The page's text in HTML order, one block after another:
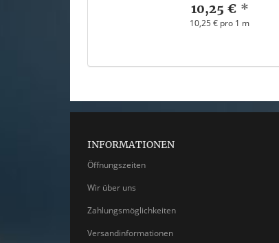
10,25 € *
10,25 € pro 1 m
INFORMATIONEN
Öffnungszeiten
Wir über uns
Zahlungsmöglichkeiten
Versandinformationen